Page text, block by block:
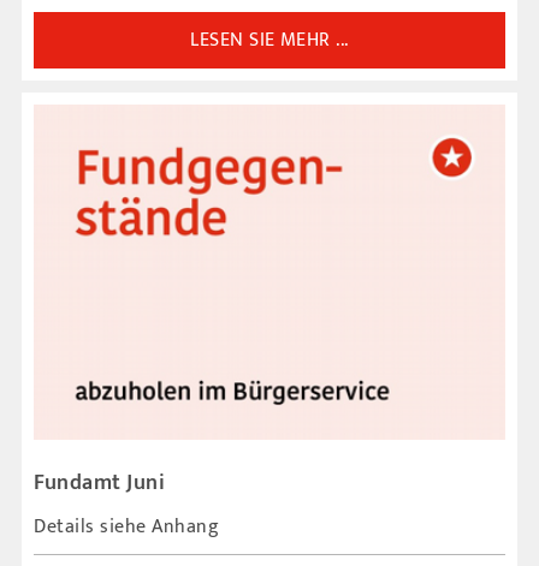
LESEN SIE MEHR ...
Fundamt Juni
Details siehe Anhang